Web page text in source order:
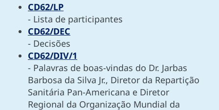
CD62/LP
- Lista de participantes
CD62/DEC
- Decisões
CD62/DIV/1
- Palavras de boas-vindas do Dr. Jarbas
Barbosa da Silva Jr., Diretor da Repartição
Sanitária Pan-Americana e Diretor
Regional da Organização Mundial da